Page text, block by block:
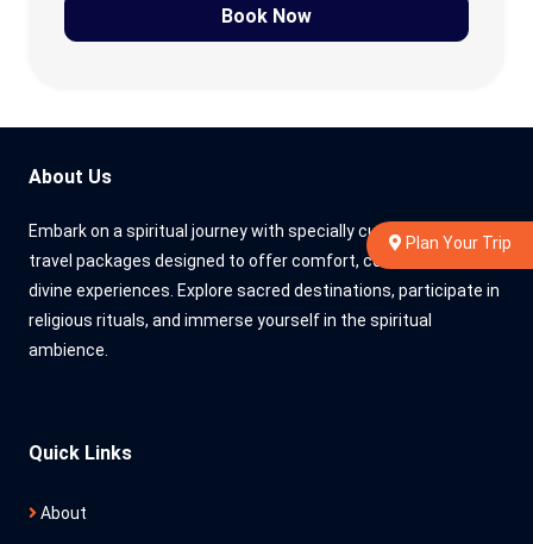
Book Now
About Us
Embark on a spiritual journey with specially curated pilgrimage
travel packages designed to offer comfort, convenience, and
divine experiences. Explore sacred destinations, participate in
religious rituals, and immerse yourself in the spiritual
ambience.
Quick Links
About
Plan Your Trip